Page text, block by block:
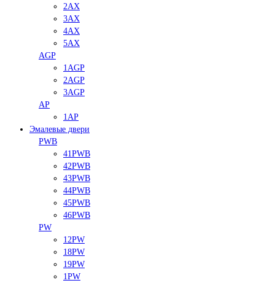
2AX
3AX
4AX
5AX
AGP
1AGP
2AGP
3AGP
AP
1AP
Эмалевые двери
PWB
41PWB
42PWB
43PWB
44PWB
45PWB
46PWB
PW
12PW
18PW
19PW
1PW